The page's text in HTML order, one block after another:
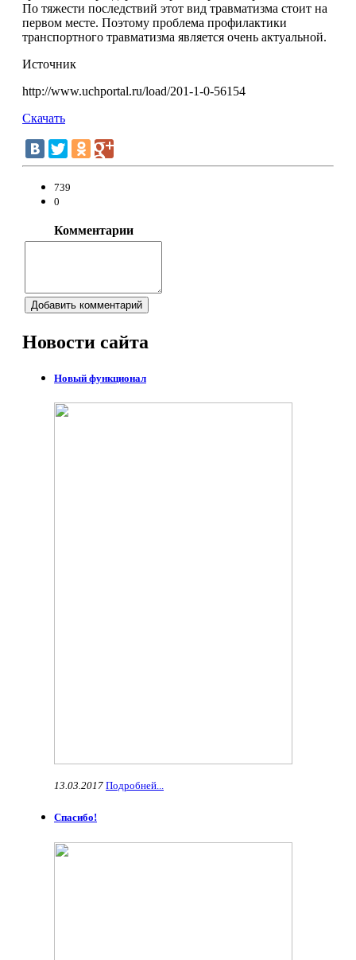
По тяжести последствий этот вид травматизма стоит на
первом месте. Поэтому проблема профилактики
транспортного травматизма является очень актуальной.
Источник
http://www.uchportal.ru/load/201-1-0-56154
Скачать
739
0
Комментарии
Добавить комментарий
Новости сайта
Новый функционал
13.03.2017 Подробней...
Спасибо!